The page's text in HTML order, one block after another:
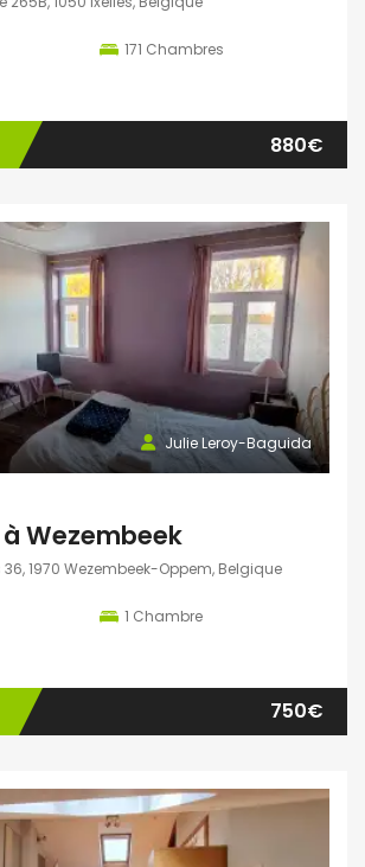
171 Chambres
880€
Julie Leroy-Baguida
Wezembeek
36, 1970 Wezembeek-Oppem, Belgique
1 Chambre
750€